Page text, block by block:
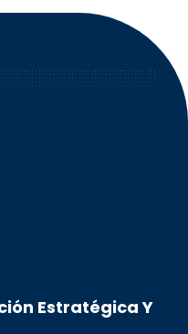
Estratégica Y